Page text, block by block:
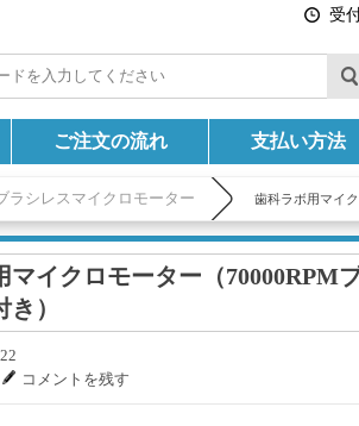
受
ご注文の流れ 支払い方法
ラシレスマイクロモーター 歯科ラボ用マイ
マイクロモーター（70000RPM
き）
コメントを残す